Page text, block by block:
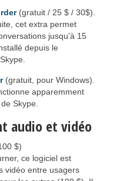
(gratuit / 25 $ / 30$).
cet extra permet
jusqu’à 15
depuis le
(gratuit, pour Windows).
apparemment
Skype.
audio et vidéo
$)
ce logiciel est
vidéo entre usagers